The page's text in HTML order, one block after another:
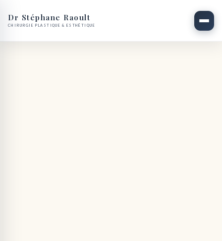
Dr Stéphane Raoult
CHIRURGIE PLASTIQUE & ESTHÉTIQUE